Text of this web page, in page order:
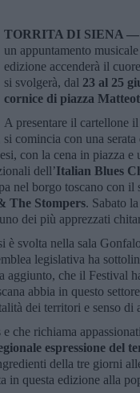
TORRITA DI SIENA —
un appuntamento
edizione accenderà il
si svolgerà, dal 23 al 25
cornice di piazza
A presentare il cartellone
comincia con una
con la cena in piazza
dell’Italian Blues
nel borgo toscano con il
The Stompers. Sabato
uno dei più apprezzati
è svolta nella sala
legislativa ha
aggiunto, che il Festival
abbia in questo
dei territori e senso di
che richiama
espressione del
della tre giorni
in questa edizione alla